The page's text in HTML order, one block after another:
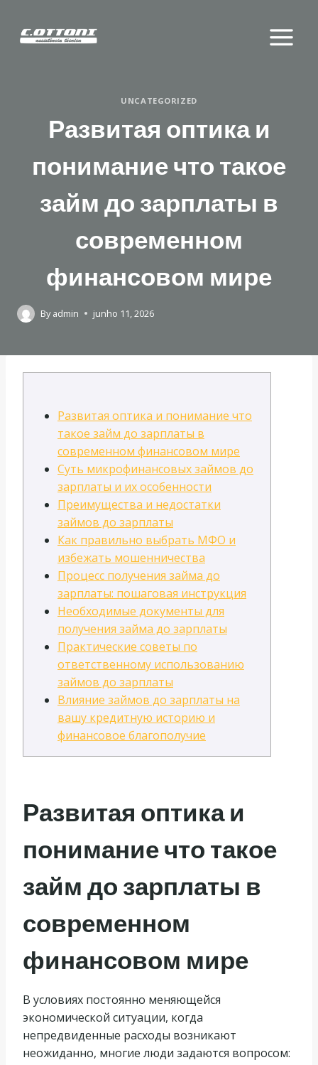
content
UNCATEGORIZED
Развитая оптика и
понимание что такое
займ до зарплаты в
современном
финансовом мире
By admin junho 11, 2026
Развитая оптика и понимание что
такое займ до зарплаты в
современном финансовом мире
Суть микрофинансовых займов до
зарплаты и их особенности
Преимущества и недостатки
займов до зарплаты
Как правильно выбрать МФО и
избежать мошенничества
Процесс получения займа до
зарплаты: пошаговая инструкция
Необходимые документы для
получения займа до зарплаты
Практические советы по
ответственному использованию
займов до зарплаты
Влияние займов до зарплаты на
вашу кредитную историю и
финансовое благополучие
Развитая оптика и
понимание что такое
займ до зарплаты в
современном
финансовом мире
В условиях постоянно меняющейся
экономической ситуации, когда
непредвиденные расходы возникают
неожиданно, многие люди задаются вопросом: